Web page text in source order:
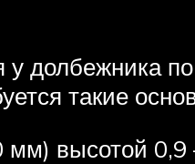
у долбежника
такие
мм) высотой 0,9